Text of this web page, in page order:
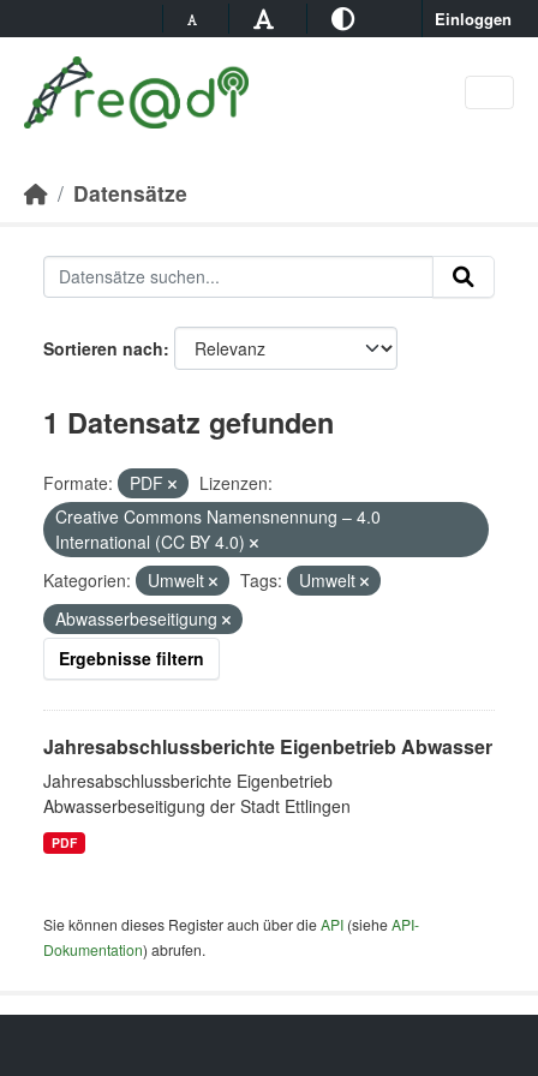
Einloggen
Datensätze
Sortieren nach
1 Datensatz gefunden
Formate: PDF
Lizenzen:
Creative Commons Namensnennung – 4.0
International (CC BY 4.0)
Kategorien:
Umwelt Tags:
Umwelt
Abwasserbeseitigung
Ergebnisse filtern
Jahresabschlussberichte Eigenbetrieb Abwasser
Jahresabschlussberichte Eigenbetrieb
Abwasserbeseitigung der Stadt Ettlingen
PDF
Sie können dieses Register auch über dieAPI (sieheAPI-
Dokumentation) abrufen.